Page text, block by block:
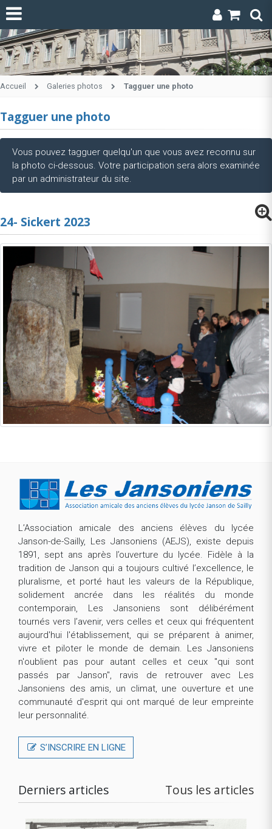
Accueil Galeries photos Tagguer une photo
Tagguer une photo
Vous pouvez tagguer quelqu'un que vous avez reconnu sur
la photo ci-dessous. Votre participation sera alors examinée
par un administrateur du site.
24- Sickert 2023
L’Association amicale des anciens élèves du lycée
Janson-de-Sailly, Les Jansoniens (AEJS), existe depuis
1891, sept ans après l’ouverture du lycée. Fidèle à la
tradition de Janson qui a toujours cultivé l’excellence, le
pluralisme, et porté haut les valeurs de la République,
solidement ancrée dans les réalités du monde
contemporain, Les Jansoniens sont délibérément
tournés vers l’avenir, vers celles et ceux qui fréquentent
aujourd'hui l'établissement, qui se préparent à animer,
vivre et piloter le monde de demain. Les Jansoniens
n'oublient pas pour autant celles et ceux "qui sont
passés par Janson", ravis de retrouver avec Les
Jansoniens des amis, un climat, une ouverture et une
communauté d'esprit qui ont marqué de leur empreinte
leur personnalité.
S’INSCRIRE EN LIGNE
Derniers articles Tous les articles